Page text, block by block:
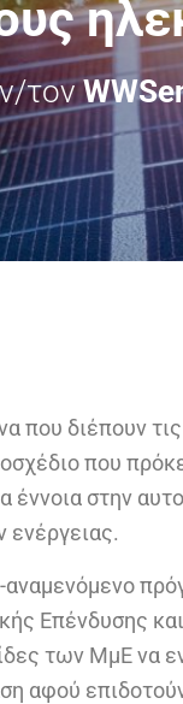
τον
που διέπουν
που
έννοια στην
Επένδυσης
των ΜμΕ να
αφού